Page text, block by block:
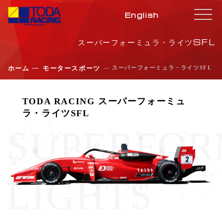
English
スーパーフォーミュラ・ライツSFL
ホーム ― モータースポーツ ― スーパーフォーミュラ・ライツSFL
TODA RACING スーパーフォーミュ
ラ・ライツSFL
LIGHTS